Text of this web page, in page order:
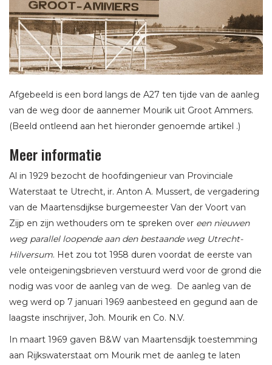
Afgebeeld is een bord langs de A27 ten tijde van de aanleg
van de weg door de aannemer Mourik uit Groot Ammers.
(Beeld ontleend aan het hieronder genoemde artikel .)
Meer informatie
Al in 1929 bezocht de hoofdingenieur van Provinciale
Waterstaat te Utrecht, ir. Anton A. Mussert, de vergadering
van de Maartensdijkse burgemeester Van der Voort van
Zijp en zijn wethouders om te spreken over een nieuwen
weg parallel loopende aan den bestaande weg Utrecht-
Hilversum. Het zou tot 1958 duren voordat de eerste van
vele onteigeningsbrieven verstuurd werd voor de grond die
nodig was voor de aanleg van de weg. De aanleg van de
weg werd op 7 januari 1969 aanbesteed en gegund aan de
laagste inschrijver, Joh. Mourik en Co. N.V.
In maart 1969 gaven B&W van Maartensdijk toestemming
aan Rijkswaterstaat om Mourik met de aanleg te laten